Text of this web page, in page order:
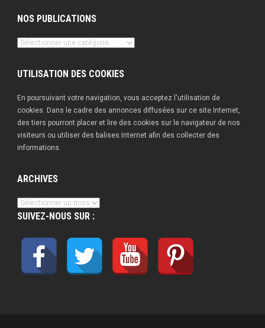
NOS PUBLICATIONS
Nos
UTILISATION DES COOKIES
En poursuivant votre navigation, vous acceptez l'utilisation de
cookies. Dans le cadre des annonces diffusées sur ce site Internet,
des tiers pourront placer et lire des cookies sur le navigateur de nos
visiteurs ou utiliser des balises Internet afin des collecter des
informations.
ARCHIVES
Archives
SUIVEZ-NOUS SUR :